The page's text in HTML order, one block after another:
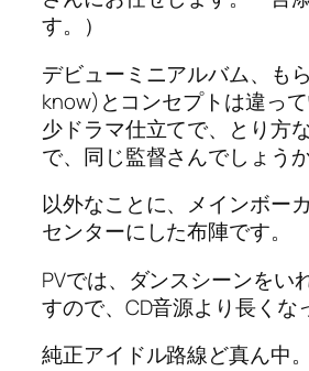
す。）
デビューミニアルバム、も
know)とコンセプトは違っ
少ドラマ仕立てで、とり方
で、同じ監督さんでしょうか
以外なことに、メインボー
センターにした布陣です。
PVでは、ダンスシーンをい
すので、CD音源より長くな
純正アイドル路線ど真ん中。